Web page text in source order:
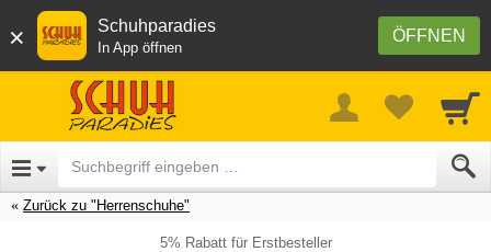
× ÖFFNEN
Schuhparadies
In App öffnen
Zurück zu "Herrenschuhe"
5% Rabatt für Erstbesteller